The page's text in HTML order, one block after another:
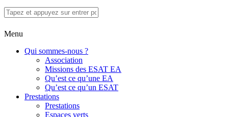
Menu
Qui sommes-nous ?
Association
Missions des ESAT EA
Qu’est ce qu’une EA
Qu’est ce qu’un ESAT
Prestations
Prestations
Espaces verts